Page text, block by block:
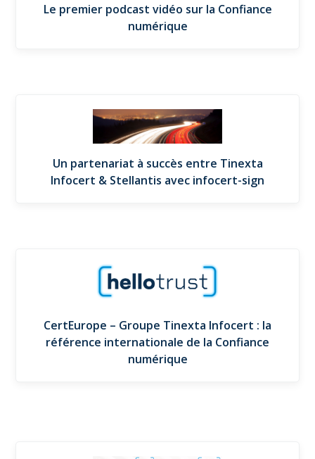
Le premier podcast vidéo sur la Confiance
numérique
Un partenariat à succès entre Tinexta
Infocert & Stellantis avec infocert-sign
CertEurope – Groupe Tinexta Infocert : la
référence internationale de la Confiance
numérique​